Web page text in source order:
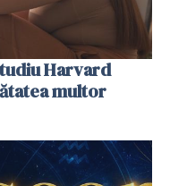
Harvard
multor